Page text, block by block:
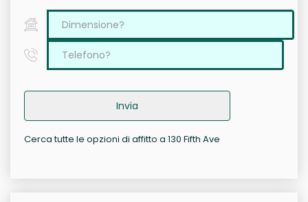
Invia
Cerca tutte le opzioni di affitto a 130 Fifth Ave